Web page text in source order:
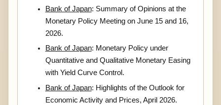
Bank of Japan: Summary of Opinions at the
Monetary Policy Meeting on June 15 and 16,
2026.
Bank of Japan: Monetary Policy under
Quantitative and Qualitative Monetary Easing
with Yield Curve Control.
Bank of Japan: Highlights of the Outlook for
Economic Activity and Prices, April 2026.